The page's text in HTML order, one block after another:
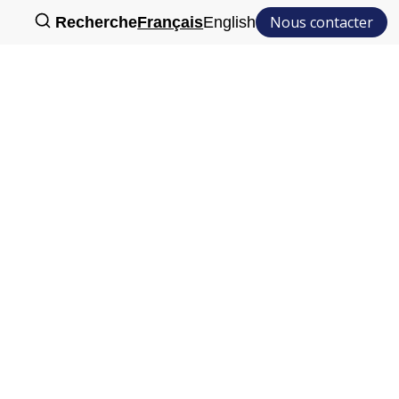
RechercheFrançaisEnglish Nous contacter